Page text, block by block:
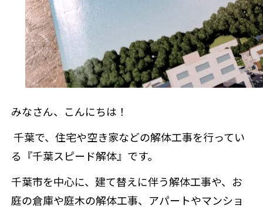
来店予約
みなさん、こんにちは！
千葉で、住宅や空き家などの解体工事を行ってい
る『千葉スピード解体』です。
千葉市を中心に、建て替えに伴う解体工事や、お
庭の倉庫や庭木の解体工事、アパートやマンショ